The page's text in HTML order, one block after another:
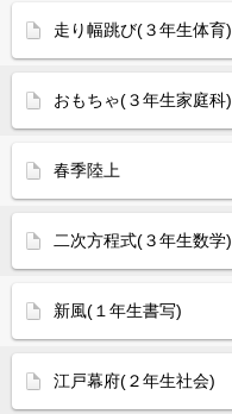
走り幅跳び(３年生体育)
おもちゃ(３年生家庭科)
春季陸上
二次方程式(３年生数学)
新風(１年生書写)
江戸幕府(２年生社会)